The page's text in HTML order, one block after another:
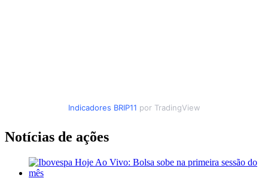
Indicadores BRIP11 por TradingView
Notícias de ações